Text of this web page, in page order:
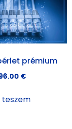
prémium
€
teszem